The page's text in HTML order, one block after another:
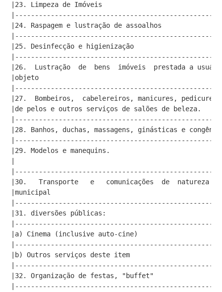
|23. Limpeza de Imóveis
|24. Raspagem e lustração de assoalhos
|25. Desinfecção e higienização
|26.  Lustração  de  bens  imóveis  prestada
|objeto
|27.  Bombeiros,  cabelereiros, manicures,
|de pelos e outros serviços de salões de
|28. Banhos, duchas, massagens, ginásticas
|29. Modelos e manequins.
|30.   Transporte   e   comunicações  de
|municipal
|31. diversões públicas:
|a) Cinema (inclusive auto-cine)
|b) Outros serviços deste item
|32. Organização de festas, "buffet"